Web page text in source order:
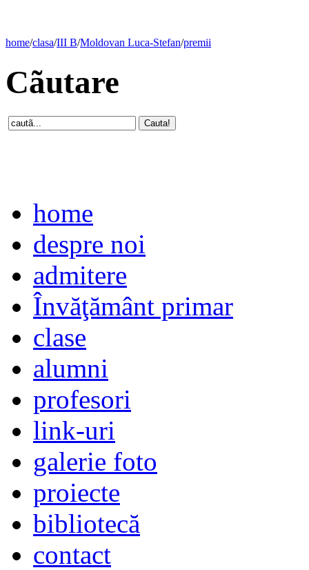
home/clasa/III B/Moldovan Luca-Stefan/premii
Cãutare
home
despre noi
admitere
Învăţământ primar
clase
alumni
profesori
link-uri
galerie foto
proiecte
bibliotecă
contact